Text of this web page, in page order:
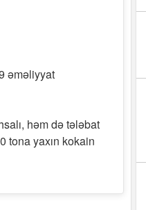
əməliyyat
həm də tələbat
tona yaxın kokain